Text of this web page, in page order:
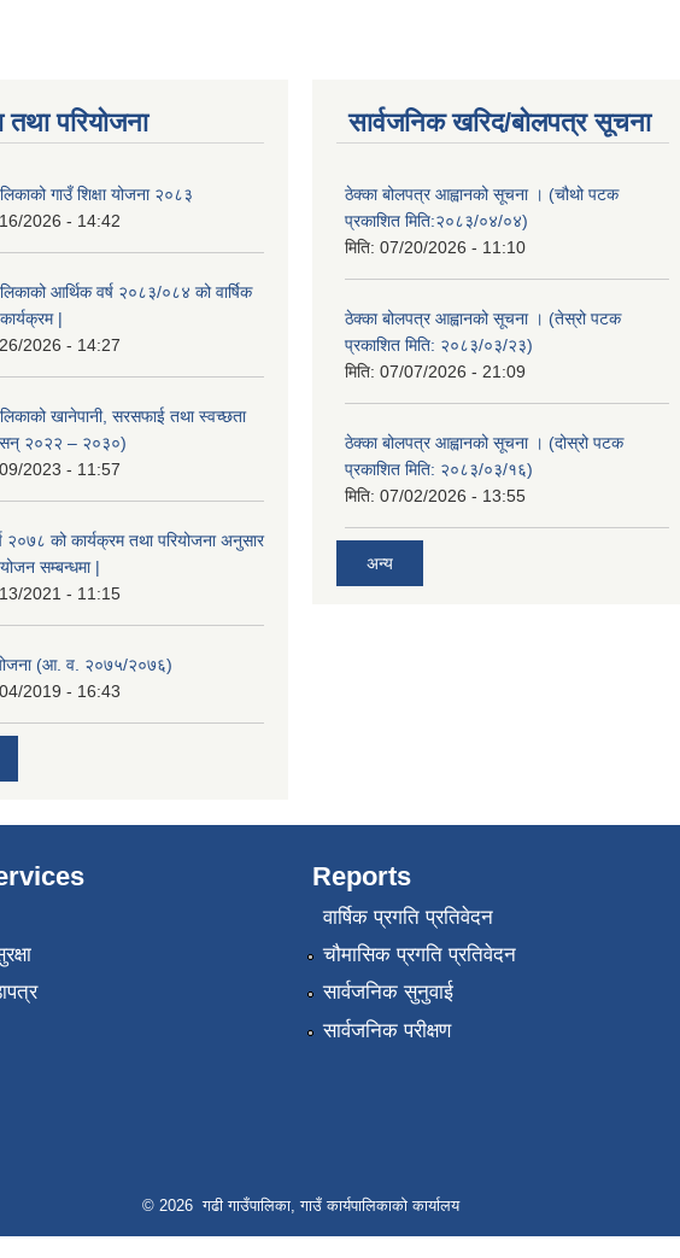
तथा परियोजना
गाउँ शिक्षा योजना २०८३
2026 - 14:42
आर्थिक वर्ष २०८३/०८४ को वार्षिक
|
2026 - 14:27
खानेपानी, सरसफाई तथा स्वच्छता
२०२२ – २०३०)
2023 - 11:57
२०७८ को कार्यक्रम तथा परियोजना अनुसार
सम्बन्धमा |
2021 - 11:15
(आ. व. २०७५/२०७६)
2019 - 16:43
सार्वजनिक खरिद/बोलपत्र सूचना
ठेक्का बोलपत्र आह्वानको सूचना । (चौथो पटक
प्रकाशित मिति:२०८३/०४/०४)
मिति: 07/20/2026 - 11:10
ठेक्का बोलपत्र आह्वानको सूचना । (तेस्रो पटक
प्रकाशित मिति: २०८३/०३/२३)
मिति: 07/07/2026 - 21:09
ठेक्का बोलपत्र आह्वानको सूचना । (दोस्रो पटक
प्रकाशित मिति: २०८३/०३/१६)
मिति: 07/02/2026 - 13:55
अन्य
Reports
वार्षिक प्रगति प्रतिवेदन
चौमासिक प्रगति प्रतिवेदन
सार्वजनिक सुनुवाई
सार्वजनिक परीक्षण
© 2026 गढी गाउँपालिका, गाउँ कार्यपालिकाको कार्यालय